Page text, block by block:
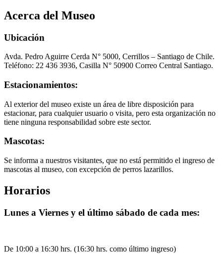
Acerca del Museo
Ubicación
Avda. Pedro Aguirre Cerda N° 5000, Cerrillos – Santiago de Chile.
Teléfono: 22 436 3936, Casilla N° 50900 Correo Central Santiago.
Estacionamientos:
Al exterior del museo existe un área de libre disposición para
estacionar, para cualquier usuario o visita, pero esta organización no
tiene ninguna responsabilidad sobre este sector.
Mascotas:
Se informa a nuestros visitantes, que no está permitido el ingreso de
mascotas al museo, con excepción de perros lazarillos.
Horarios
Lunes a Viernes y el último sábado de cada mes:
De 10:00 a 16:30 hrs. (16:30 hrs. como último ingreso)